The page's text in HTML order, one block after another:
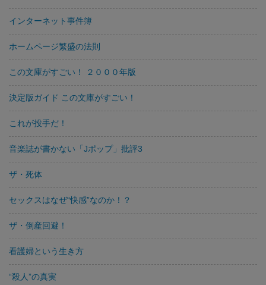
インターネット事件簿
ホームページ繁盛の法則
この文庫がすごい！ ２０００年版
決定版ガイド この文庫がすごい！
これが投手だ！
音楽誌が書かない「Jポップ」批評3
ザ・死体
セックスはなぜ“快感”なのか！？
ザ・倒産回避！
看護婦という生き方
“殺人”の真実